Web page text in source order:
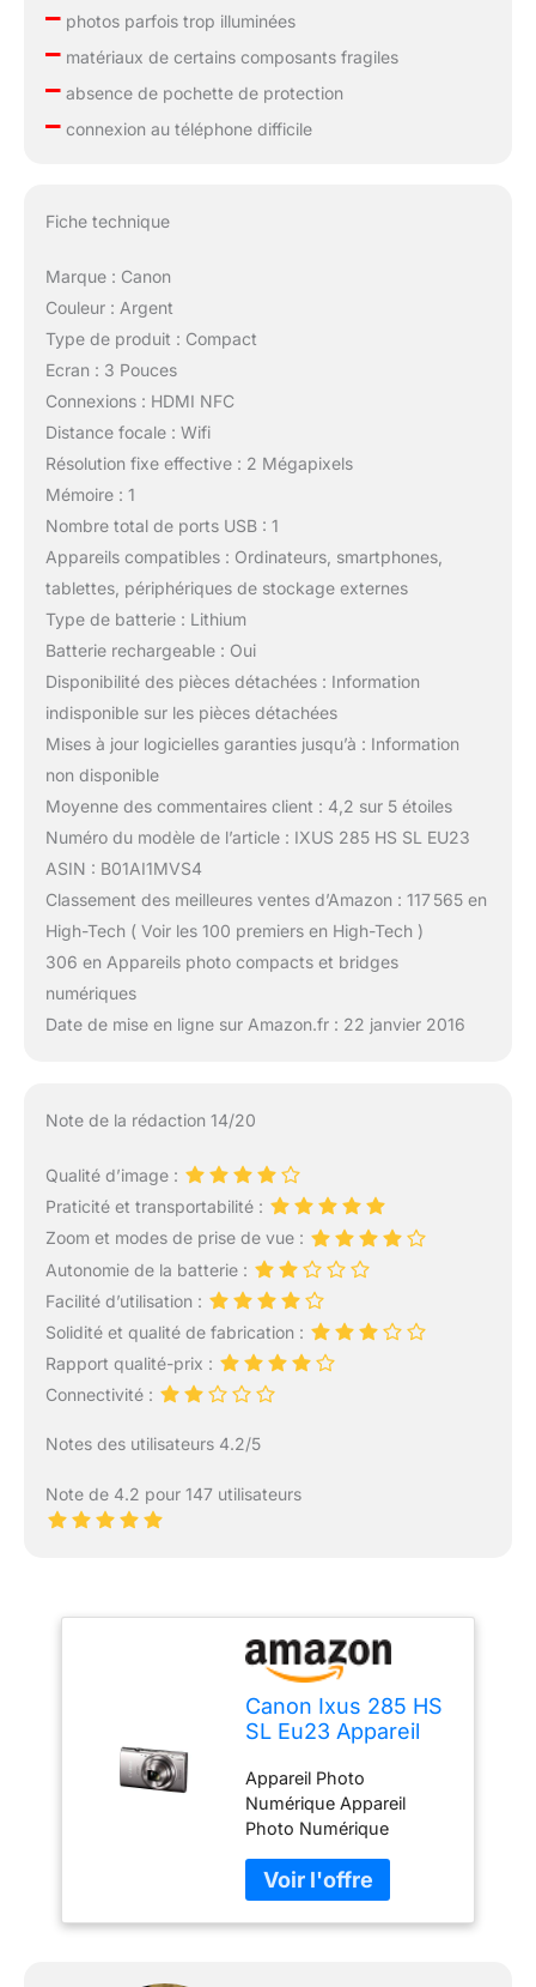
–photos parfois trop illuminées
–matériaux de certains composants fragiles
–absence de pochette de protection
–connexion au téléphone difficile
Fiche technique
Marque : Canon
Couleur : Argent
Type de produit : Compact
Ecran : 3 Pouces
Connexions : HDMI NFC
Distance focale : Wifi
Résolution fixe effective : 2 Mégapixels
Mémoire : 1
Nombre total de ports USB : 1
Appareils compatibles : Ordinateurs, smartphones,
tablettes, périphériques de stockage externes
Type de batterie : Lithium
Batterie rechargeable : Oui
Disponibilité des pièces détachées : Information
indisponible sur les pièces détachées
Mises à jour logicielles garanties jusqu’à : Information
non disponible
Moyenne des commentaires client : 4,2 sur 5 étoiles
Numéro du modèle de l’article : IXUS 285 HS SL EU23
ASIN : B01AI1MVS4
Classement des meilleures ventes d’Amazon : 117 565 en
High-Tech ( Voir les 100 premiers en High-Tech )
306 en Appareils photo compacts et bridges
numériques
Date de mise en ligne sur Amazon.fr : 22 janvier 2016
Note de la rédaction 14/20
Qualité d’image :
Praticité et transportabilité :
Zoom et modes de prise de vue :
Autonomie de la batterie :
Facilité d’utilisation :
Solidité et qualité de fabrication :
Rapport qualité-prix :
Connectivité :
Notes des utilisateurs 4.2/5
Note de 4.2 pour 147 utilisateurs
Canon Ixus 285 HS
SL Eu23 Appareil
Argent
Appareil Photo
Numérique Appareil
Photo Numérique
Numérique Appareil
Photo Numérique